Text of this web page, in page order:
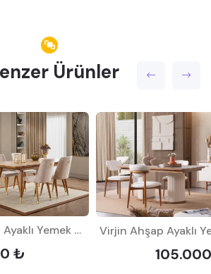
Ürünler
Pablo Ceviz Ahşap Ayaklı Yemek Odası Takımı
₺